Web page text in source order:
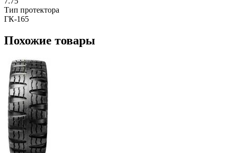
Тип протектора
ГК-165
Похожие товары